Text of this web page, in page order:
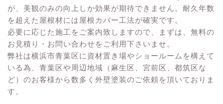
が、美観のみの向上しか効果が期待できません。耐久年数
を超えた屋根材には屋根カバー工法が確実です。
必要に応じた施工をご案内致しますので、まずは、 無料の
お見積り・お問い合わせをご利用下さいませ。
弊社は横浜市青葉区に資材置き場やショールームを構えて
いる為、青葉区や周辺地域（麻生区、宮前区、都筑区な
ど）のお客様から数多く外壁塗装のご依頼を頂いておりま
す。